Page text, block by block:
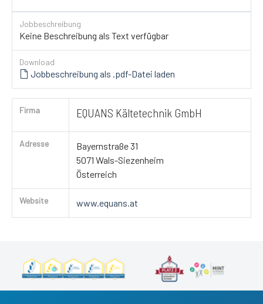
Jobbeschreibung
Keine Beschreibung als Text verfügbar
Download
Jobbeschreibung als .pdf-Datei laden
Firma EQUANS Kältetechnik GmbH
Adresse
Bayernstraße 31
5071 Wals-Siezenheim
Österreich
Website www.equans.at